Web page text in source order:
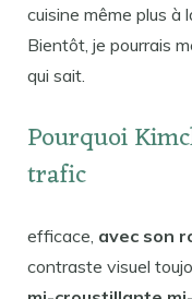
cuisine même plus à
Bientôt, je pourrais
qui sait.
Pourquoi
trafic
efficace, avec son
contraste visuel